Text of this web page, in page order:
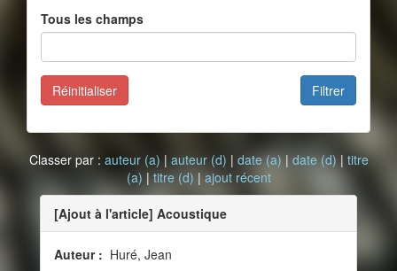
Tous les champs
Filtrer
Réinitialiser
Classer par : auteur (a) | auteur (d) | date (a) | date (d) | titre
(a) |titre (d) | ajout récent
[Ajout à l'article] Acoustique
Auteur : Huré, Jean